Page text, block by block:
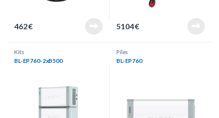
462€ 5104€
Kits
BL-EP760-2xB500
Piles
BL-EP760